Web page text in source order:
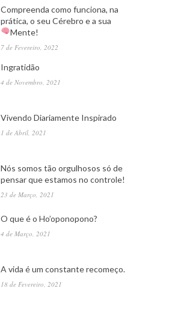
Compreenda como funciona, na
prática, o seu Cérebro e a sua
Mente!
7 de Fevereiro, 2022
Ingratidão
4 de Novembro, 2021
Vivendo Diariamente Inspirado
1 de Abril, 2021
Nós somos tão orgulhosos só de
pensar que estamos no controle!
23 de Março, 2021
O que é o Ho’oponopono?
4 de Março, 2021
A vida é um constante recomeço.
18 de Fevereiro, 2021